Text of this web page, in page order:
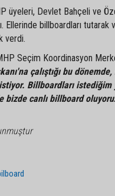
üyeleri, Devlet Bahçeli ve
Ellerinde billboardları
verdi.
Seçim Koordinasyon
çalıştığı bu
Billboardları istediğim
canlı billboard